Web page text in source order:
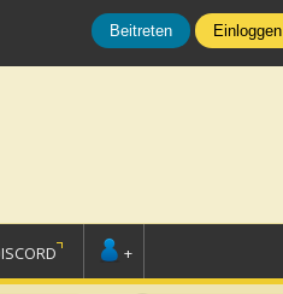
Beitreten Einloggen
+